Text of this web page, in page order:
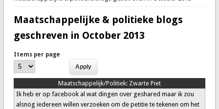
Maatschappelijke & politieke blogs
geschreven in October 2013
Items per page
Maatschappelijk/Politiek: Zwarte Piet
Ik heb er op facebook al wat dingen over geshared maar ik zou
alsnog iedereen willen verzoeken om de petitie te tekenen om het